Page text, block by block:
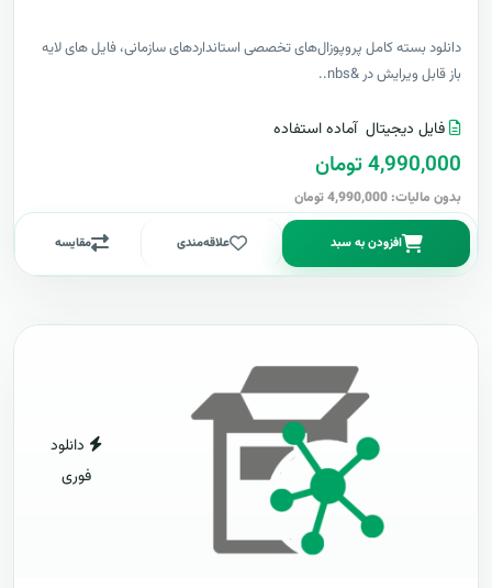
دانلود بسته کامل پروپوزال‌های تخصصی استانداردهای سازمانی، فایل های لایه
باز قابل ویرایش در &nbs..
فایل دیجیتال آماده استفاده
4,990,000 تومان
بدون مالیات: 4,990,000 تومان
افزودن به سبد علاقه‌مندی مقایسه
دانلود
فوری